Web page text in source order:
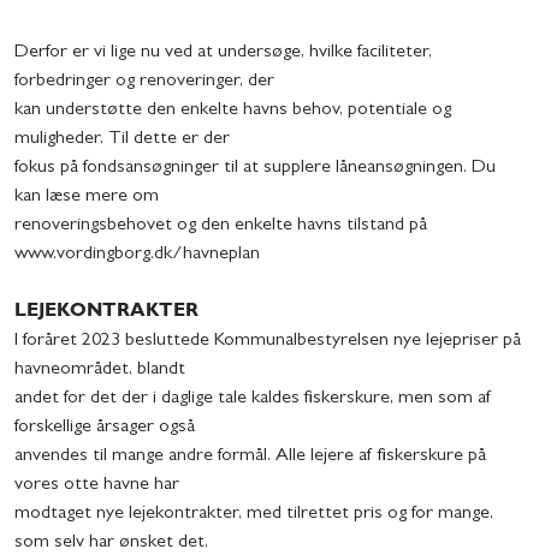
Derfor er vi lige nu ved at undersøge, hvilke faciliteter,
forbedringer og renoveringer, der
kan understøtte den enkelte havns behov, potentiale og
muligheder. Til dette er der
fokus på fondsansøgninger til at supplere låneansøgningen. Du
kan læse mere om
renoveringsbehovet og den enkelte havns tilstand på
www.vordingborg.dk/havneplan
LEJEKONTRAKTER
I foråret 2023 besluttede Kommunalbestyrelsen nye lejepriser på
havneområdet, blandt
andet for det der i daglige tale kaldes fiskerskure, men som af
forskellige årsager også
anvendes til mange andre formål. Alle lejere af fiskerskure på
vores otte havne har
modtaget nye lejekontrakter, med tilrettet pris og for mange,
som selv har ønsket det,